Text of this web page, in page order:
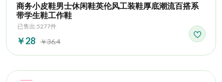
商务小皮鞋男士休闲鞋英伦风工装鞋厚底潮流百搭系
带学生鞋工作鞋
已售出:5277件
￥28 ￥36.4